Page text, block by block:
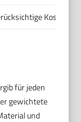
Kosten
für jeden
gewichtete
und